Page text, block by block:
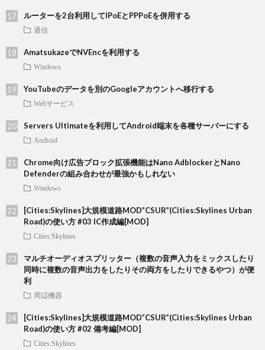
ルーターを2台利用してIPoEとPPPoEを併用する
通信
AmatsukazeでNVEncを利用する
Windows
YouTubeのデータを別のGoogleアカウントへ移行する
Webサービス
Servers Ultimateを利用してAndroid端末を各種サーバーにする
Android
Chrome向け広告ブロック拡張機能はNano AdblockerとNano
Defenderの組み合わせが最強かもしれない
Windows
[Cities:Skylines]大規模道路MOD”CSUR”(Cities:Skylines Urban
Road)の使い方 #03 IC作成編[MOD]
Cities:Skylines
マルチオーディオスプリッター（複数の音声入力をミックスしたり
同時に複数の音声出力をしたりその両方をしたりできるやつ）が便
利
周辺機器
[Cities:Skylines]大規模道路MOD”CSUR”(Cities:Skylines Urban
Road)の使い方 #02 備考編[MOD]
Cities:Skylines